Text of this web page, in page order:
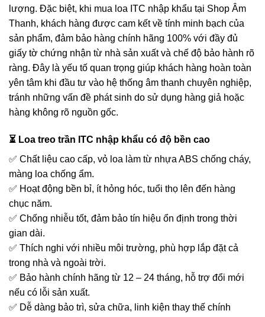
lượng. Đặc biệt, khi mua loa ITC nhập khẩu tại Shop Âm
Thanh, khách hàng được cam kết về tính minh bạch của
sản phẩm, đảm bảo hàng chính hãng 100% với đầy đủ
giấy tờ chứng nhận từ nhà sản xuất và chế độ bảo hành rõ
ràng. Đây là yếu tố quan trọng giúp khách hàng hoàn toàn
yên tâm khi đầu tư vào hệ thống âm thanh chuyên nghiệp,
tránh những vấn đề phát sinh do sử dụng hàng giả hoặc
hàng không rõ nguồn gốc.
⏳ Loa treo trần ITC nhập khẩu có độ bền cao
✅ Chất liệu cao cấp, vỏ loa làm từ nhựa ABS chống cháy,
màng loa chống ẩm.
✅ Hoạt động bền bỉ, ít hỏng hóc, tuổi thọ lên đến hàng
chục năm.
✅ Chống nhiễu tốt, đảm bảo tín hiệu ổn định trong thời
gian dài.
✅ Thích nghi với nhiều môi trường, phù hợp lắp đặt cả
trong nhà và ngoài trời.
✅ Bảo hành chính hãng từ 12 – 24 tháng, hỗ trợ đổi mới
nếu có lỗi sản xuất.
✅ Dễ dàng bảo trì, sửa chữa, linh kiện thay thế chính